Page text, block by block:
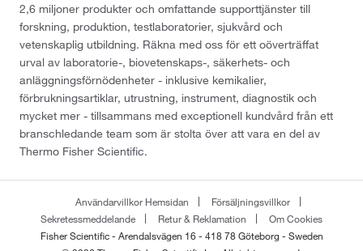
2,6 miljoner produkter och omfattande supporttjänster till
forskning, produktion, testlaboratorier, sjukvård och
vetenskaplig utbildning. Räkna med oss för ett oöverträffat
urval av laboratorie-, biovetenskaps-, säkerhets- och
anläggningsförnödenheter - inklusive kemikalier,
förbrukningsartiklar, utrustning, instrument, diagnostik och
mycket mer - tillsammans med exceptionell kundvård från ett
branschledande team som är stolta över att vara en del av
Thermo Fisher Scientific.
Användarvillkor Hemsidan
Försäljningsvillkor
Sekretessmeddelande
Retur & Reklamation
Om Cookies
Fisher Scientific - Arendalsvägen 16 - 418 78 Göteborg - Sweden